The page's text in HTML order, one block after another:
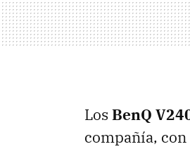
Los BenQ
compañía,